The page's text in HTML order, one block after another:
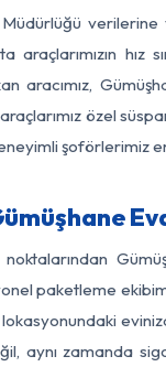
araçlarımızın
aracımız,
özel
şoförlerimiz
paketleme
lokasyonundaki
aynı zamanda